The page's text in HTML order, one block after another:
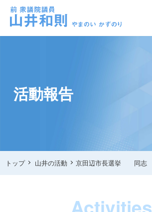
活動報告
トップ 山井の活動 京田辺市長選挙 同志
Activities